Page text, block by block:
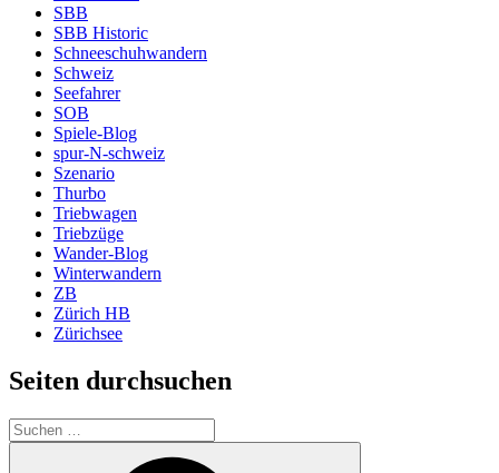
SBB
SBB Historic
Schneeschuhwandern
Schweiz
Seefahrer
SOB
Spiele-Blog
spur-N-schweiz
Szenario
Thurbo
Triebwagen
Triebzüge
Wander-Blog
Winterwandern
ZB
Zürich HB
Zürichsee
Seiten durchsuchen
Suchen
nach: